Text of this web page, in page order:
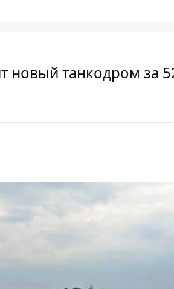
новый танкодром за